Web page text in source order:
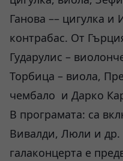
Ганова –– цигулка
контрабас. От
Гударулис –
Торбица – виола,
чембало и Дарко
В програмата: са
Вивалди, Люли и др.
галаконцерта е